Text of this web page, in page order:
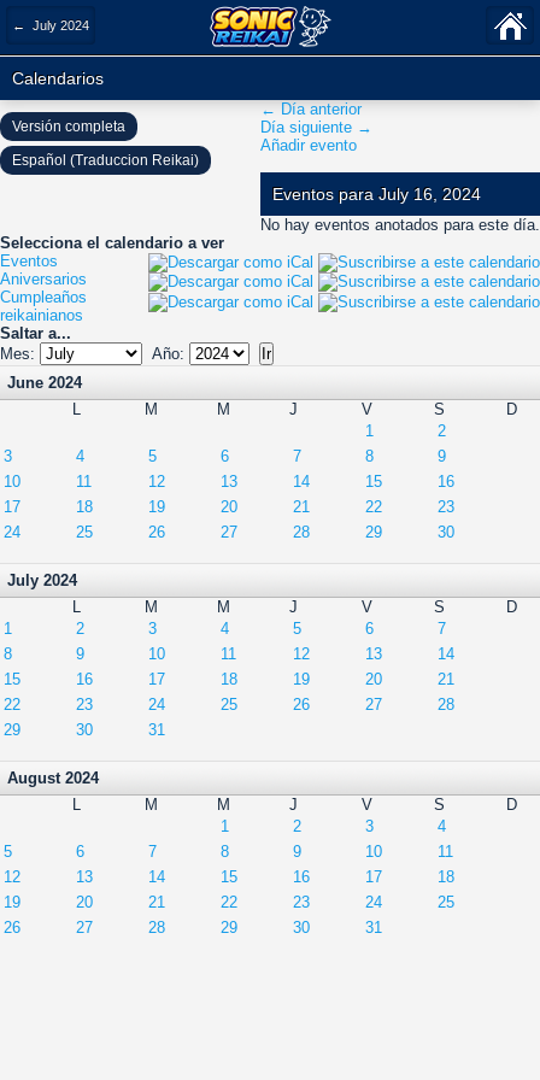
← July 2024
Calendarios
← Día anterior
Día siguiente →
Añadir evento
Eventos para July 16, 2024
No hay eventos anotados para este día.
Selecciona el calendario a ver
Eventos
Aniversarios
Cumpleaños
reikainianos
Saltar a...
Mes:
Año:
June 2024
L
M M J V S
D
1
2
3
4 5 6 7 8
9
10
11 12 13 14 15
16
17
18 19 20 21 22
23
24
25 26 27 28 29 30
July 2024
L
M M J V S
D
1
2 3 4 5 6
7
8
9 10 11 12 13
14
15
16 17 18 19 20
21
22
23 24 25 26 27
28
29
30 31
August 2024
L
M M J V S
D
1
2 3
4
5
6 7 8 9 10
11
12
13 14 15 16 17
18
19
20 21 22 23 24
25
26
27 28 29 30 31
Versión completa
Español (Traduccion Reikai)